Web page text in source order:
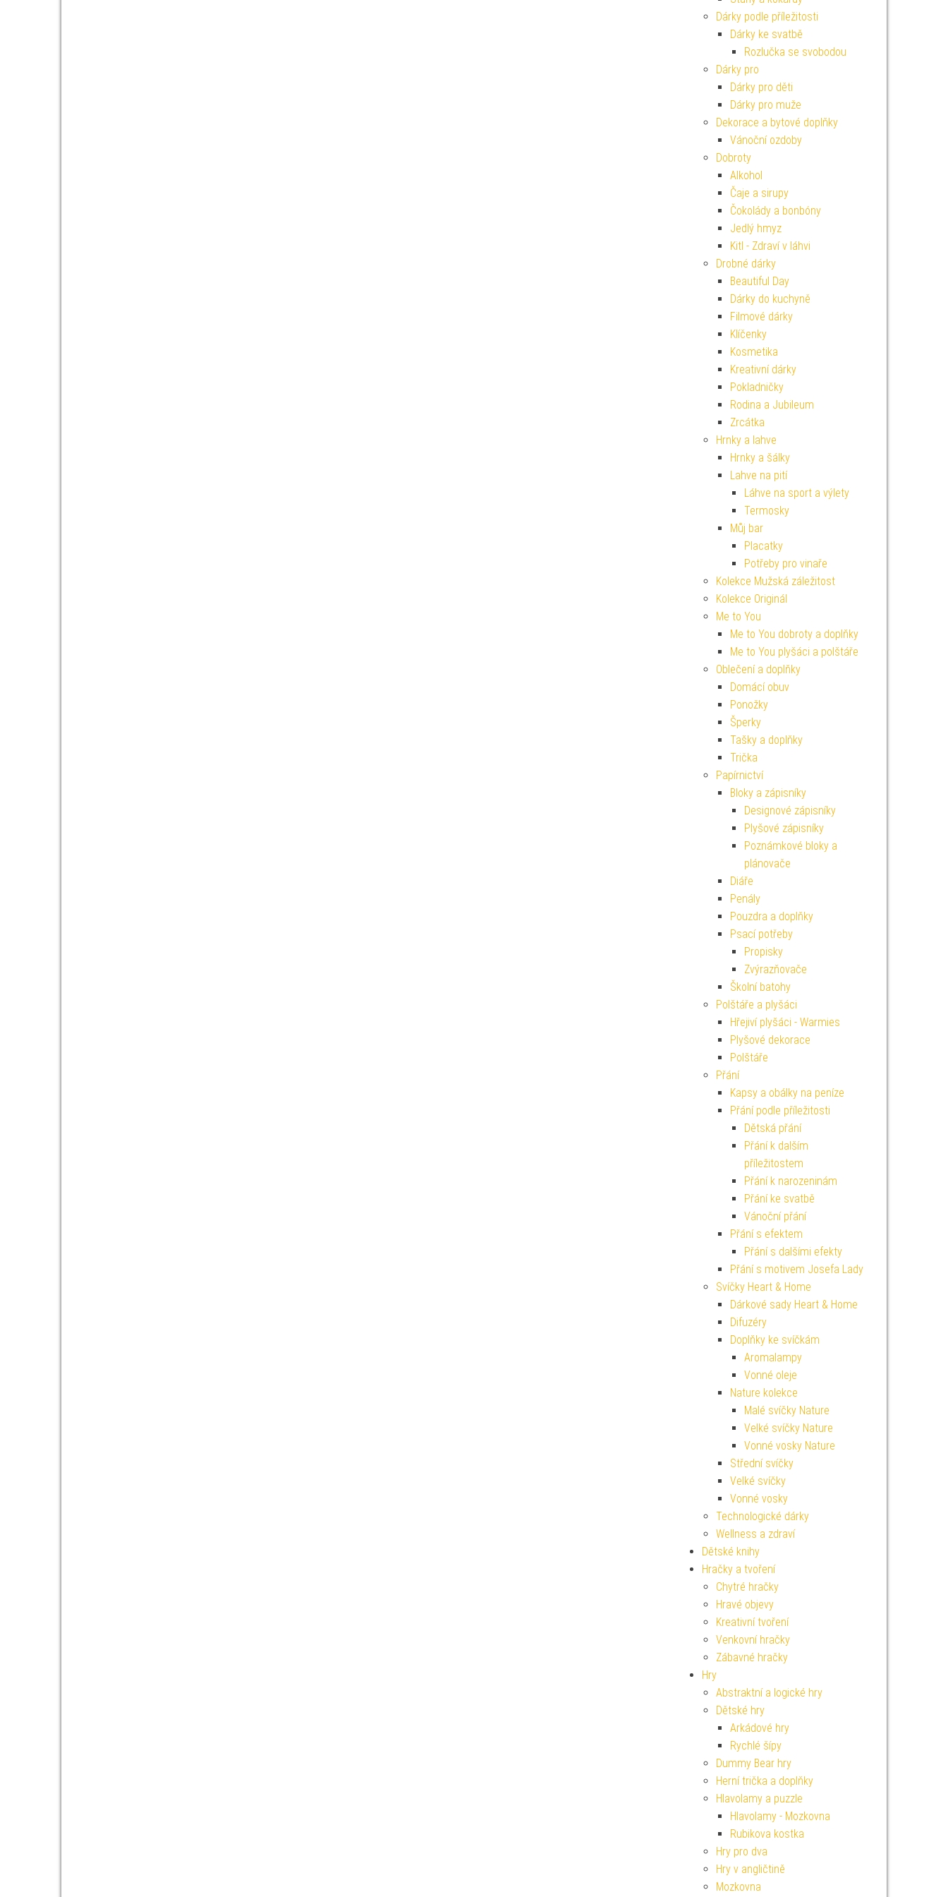
Dárky podle příležitosti
Dárky ke svatbě
Rozlučka se svobodou
Dárky pro
Dárky pro děti
Dárky pro muže
Dekorace a bytové doplňky
Vánoční ozdoby
Dobroty
Alkohol
Čaje a sirupy
Čokolády a bonbóny
Jedlý hmyz
Kitl - Zdraví v láhvi
Drobné dárky
Beautiful Day
Dárky do kuchyně
Filmové dárky
Klíčenky
Kosmetika
Kreativní dárky
Pokladničky
Rodina a Jubileum
Zrcátka
Hrnky a lahve
Hrnky a šálky
Lahve na pití
Láhve na sport a výlety
Termosky
Můj bar
Placatky
Potřeby pro vinaře
Kolekce Mužská záležitost
Kolekce Originál
Me to You
Me to You dobroty a doplňky
Me to You plyšáci a polštáře
Oblečení a doplňky
Domácí obuv
Ponožky
Šperky
Tašky a doplňky
Trička
Papírnictví
Bloky a zápisníky
Designové zápisníky
Plyšové zápisníky
Poznámkové bloky a
plánovače
Diáře
Penály
Pouzdra a doplňky
Psací potřeby
Propisky
Zvýrazňovače
Školní batohy
Polštáře a plyšáci
Hřejiví plyšáci - Warmies
Plyšové dekorace
Polštáře
Přání
Kapsy a obálky na peníze
Přání podle příležitosti
Dětská přání
Přání k dalším
příležitostem
Přání k narozeninám
Přání ke svatbě
Vánoční přání
Přání s efektem
Přání s dalšími efekty
Přání s motivem Josefa Lady
Svíčky Heart & Home
Dárkové sady Heart & Home
Difuzéry
Doplňky ke svíčkám
Aromalampy
Vonné oleje
Nature kolekce
Malé svíčky Nature
Velké svíčky Nature
Vonné vosky Nature
Střední svíčky
Velké svíčky
Vonné vosky
Technologické dárky
Wellness a zdraví
Dětské knihy
Hračky a tvoření
Chytré hračky
Hravé objevy
Kreativní tvoření
Venkovní hračky
Zábavné hračky
Hry
Abstraktní a logické hry
Dětské hry
Arkádové hry
Rychlé šípy
Dummy Bear hry
Herní trička a doplňky
Hlavolamy a puzzle
Hlavolamy - Mozkovna
Rubikova kostka
Hry pro dva
Hry v angličtině
Mozkovna